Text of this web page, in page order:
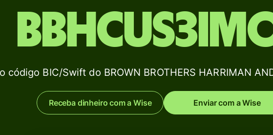
código BIC/Swift do BROWN BROTHERS HARRIMAN
Receba dinheiro com a Wise Enviar com a Wise